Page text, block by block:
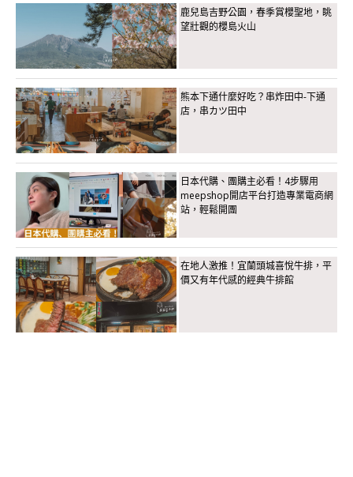
鹿兒島吉野公園，春季賞櫻聖地，眺
望壯觀的櫻島火山
熊本下通什麼好吃？串炸田中-下通
店，串カツ田中
日本代購、團購主必看！4步驟用
meepshop開店平台打造專業電商網
站，輕鬆開團
在地人激推！宜蘭頭城喜悅牛排，平
價又有年代感的經典牛排館